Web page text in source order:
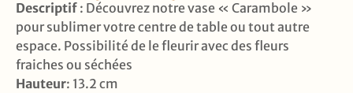
Descriptif : Découvrez notre vase « Carambole »
pour sublimer votre centre de table ou tout autre
espace. Possibilité de le fleurir avec des fleurs
fraiches ou séchées
Hauteur: 13.2 cm